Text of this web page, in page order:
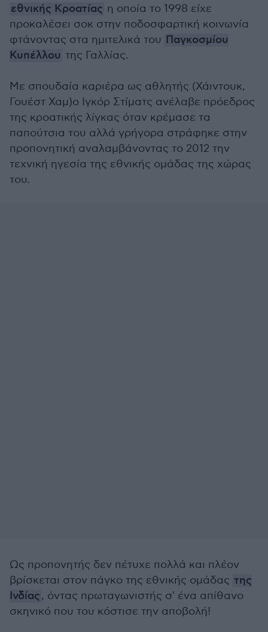
εθνικής Κροατίας η οποία το 1998 είχε
προκαλέσει σοκ στην ποδοσφαρτική κοινωνία
φτάνοντας στα ημιτελικά του Παγκοσμίου
Κυπέλλου της Γαλλίας.
Με σπουδαία καριέρα ως αθλητής (Χάιντουκ,
Γουέστ Χαμ)ο Ιγκόρ Στίματς ανέλαβε πρόεδρος
της κροατικής λίγκας όταν κρέμασε τα
παπούτσια του αλλά γρήγορα στράφηκε στην
προπονητική αναλαμβάνοντας το 2012 την
τεχνική ηγεσία της εθνικής ομάδας της χώρας
του.
Ως προπονητής δεν πέτυχε πολλά και πλέον
βρίσκεται στον πάγκο της εθνικής ομάδας της
Ινδίας, όντας πρωταγωνιστής σ' ένα απίθανο
σκηνικό που του κόστισε την αποβολή!